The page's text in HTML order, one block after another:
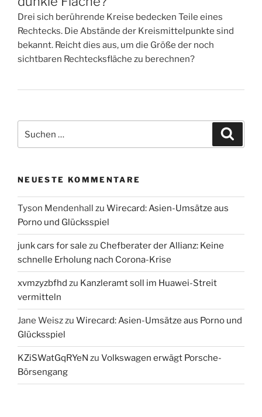
Drei sich berührende Kreise bedecken Teile eines
Rechtecks. Die Abstände der Kreismittelpunkte sind
bekannt. Reicht dies aus, um die Größe der noch
sichtbaren Rechtecksfläche zu berechnen?
nach:
NEUESTE KOMMENTARE
Tyson Mendenhall zu Wirecard: Asien-Umsätze aus
Porno und Glücksspiel
junk cars for sale zu Chefberater der Allianz: Keine
schnelle Erholung nach Corona-Krise
xvmzyzbfhd zu Kanzleramt soll im Huawei-Streit
vermitteln
Jane Weiszzu Wirecard: Asien-Umsätze aus Porno und
Glücksspiel
KZiSWatGqRYeN zu Volkswagen erwägt Porsche-
Börsengang